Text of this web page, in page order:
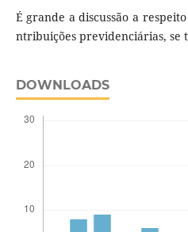
É grande a discussão a
ntribuições previdenciárias, se
DOWNLOADS